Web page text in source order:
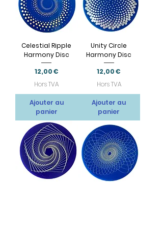
Celestial Ripple
Harmony Disc
Prix
12,00 €
Hors TVA
Ajouter au
panier
Unity Circle
Harmony Disc
Prix
12,00 €
Hors TVA
Ajouter au
panier